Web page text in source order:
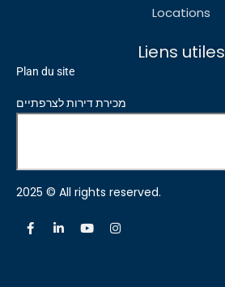
Locations
Liens utiles
Plan du site
מכירת דירות לצרפתיים
2025 © All rights reserved.